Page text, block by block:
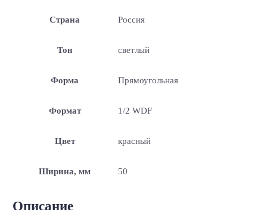
Страна Россия
Тон светлый
Форма Прямоугольная
Формат 1/2 WDF
Цвет красный
Ширина, мм 50
Описание